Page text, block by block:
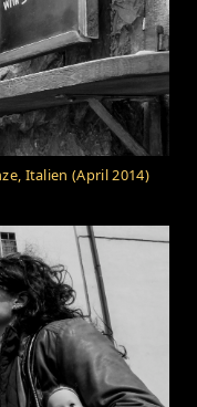
Italien (April 2014)